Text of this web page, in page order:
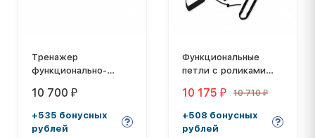
Тренажер
функционально-
Factor
10 700 ₽
+535 бонусных
рублей
Функциональные
петли с роликами
10 175 ₽ 10 710₽
+508 бонусных
рублей